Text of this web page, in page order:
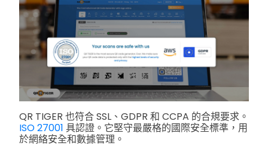
QR TIGER 也符合 SSL、GDPR 和 CCPA 的合規要求。
ISO 27001 具認證。它堅守最嚴格的國際安全標準，用
於網絡安全和數據管理。